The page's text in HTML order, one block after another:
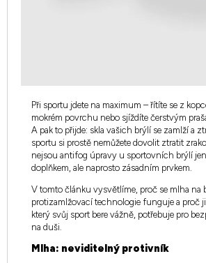
Při sportu jdete na maximum – řítíte se z
mokrém povrchu nebo sjíždíte čerstvým
A pak to přijde: skla vašich brýlí se zamlží a
sportu si prostě nemůžete dovolit ztratit
nejsou antifog úpravy u sportovních brýlí
doplňkem, ale naprosto zásadním prvkem.
V tomto článku vysvětlíme, proč se mlha na
protizamlžovací technologie funguje a proč
který svůj sport bere vážně, potřebuje pro
na duši.
Mlha: neviditelný protivník